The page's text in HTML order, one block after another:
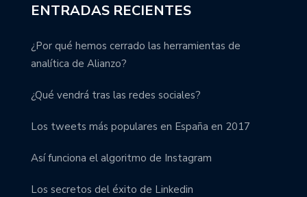
ENTRADAS RECIENTES
¿Por qué hemos cerrado las herramientas de
analítica de Alianzo?
¿Qué vendrá tras las redes sociales?
Los tweets más populares en España en 2017
Así funciona el algoritmo de Instagram
Los secretos del éxito de Linkedin